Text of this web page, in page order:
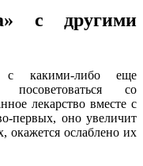
с другими
с какими-либо еще
посоветоваться со
лекарство вместе с
первых, оно увеличит
окажется ослаблено их